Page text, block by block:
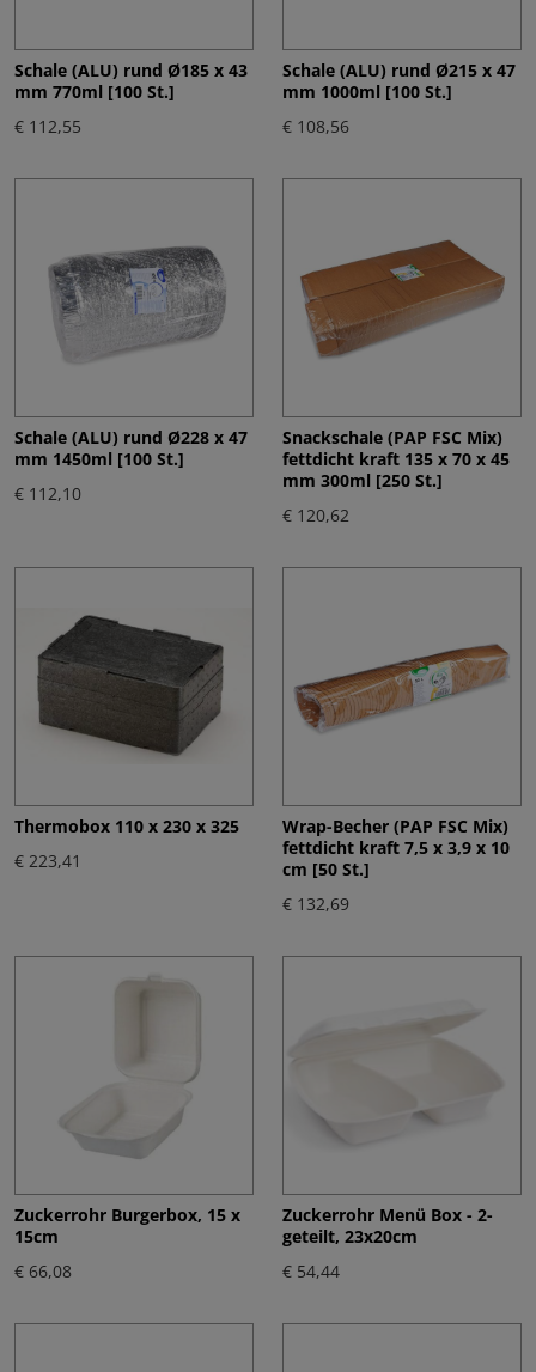
Schale (ALU) rund Ø185 x 43
mm 770ml [100 St.]
€ 112,55
Schale (ALU) rund Ø215 x 47
mm 1000ml [100 St.]
€ 108,56
Schale (ALU) rund Ø228 x 47
mm 1450ml [100 St.]
€ 112,10
Snackschale (PAP FSC Mix)
fettdicht kraft 135 x 70 x 45
mm 300ml [250 St.]
€ 120,62
Thermobox 110 x 230 x 325
€ 223,41
Wrap-Becher (PAP FSC Mix)
fettdicht kraft 7,5 x 3,9 x 10
cm [50 St.]
€ 132,69
Zuckerrohr Burgerbox, 15 x
15cm
€ 66,08
Zuckerrohr Menü Box - 2-
geteilt, 23x20cm
€ 54,44